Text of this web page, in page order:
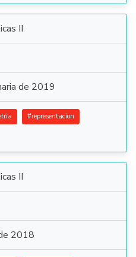
II
de 2019
#representacion
II
2018